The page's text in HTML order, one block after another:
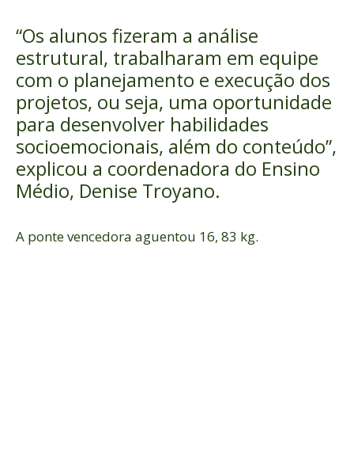
“Os alunos fizeram a análise
estrutural, trabalharam em equipe
com o planejamento e execução dos
projetos, ou seja, uma oportunidade
para desenvolver habilidades
socioemocionais, além do conteúdo”,
explicou a coordenadora do Ensino
Médio, Denise Troyano.
A ponte vencedora aguentou 16, 83 kg.